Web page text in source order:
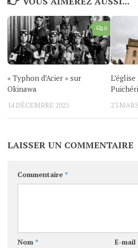
0
« Typhon d’Acier » sur
Okinawa
14 DÉCEMBRE 2025 23
LAISSER UN COMMENTAIRE
Commentaire *
Nom * E-mail